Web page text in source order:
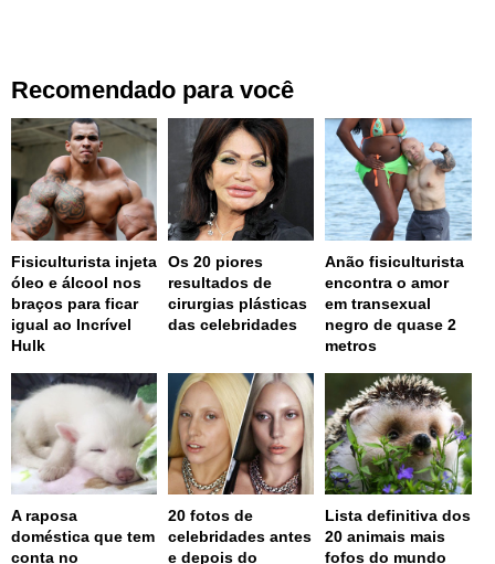
Recomendado para você
Fisiculturista injeta
óleo e álcool nos
braços para ficar
igual ao Incrível
Hulk
Os 20 piores
resultados de
cirurgias plásticas
das celebridades
Anão fisiculturista
encontra o amor
em transexual
negro de quase 2
metros
A raposa
doméstica que tem
conta no
20 fotos de
celebridades antes
e depois do
Lista definitiva dos
20 animais mais
fofos do mundo